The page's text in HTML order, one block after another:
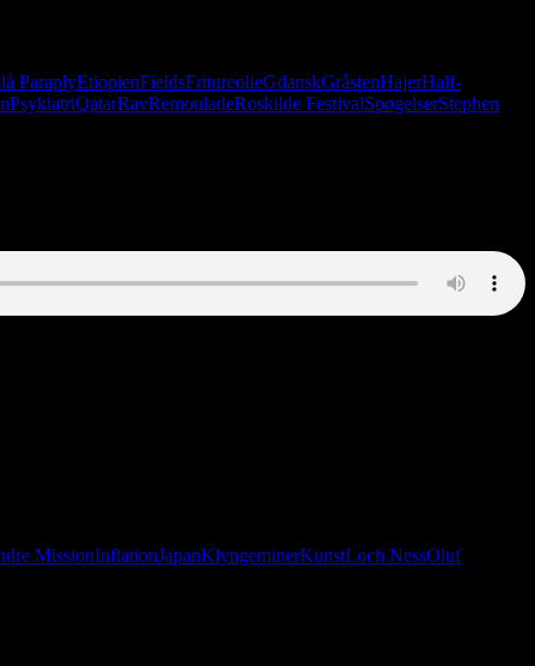
ParaplyEtiopienFieldsFritureolieGdanskGråstenHajerHalf-
PsykiatriQatarRavRemouladeRoskilde FestivalSpøgelserStephen
MissionInflationJapanKlyngeminerKunstLoch NessOluf